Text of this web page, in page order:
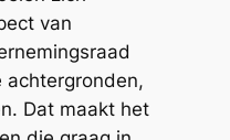
van
achtergronden,
Dat maakt het